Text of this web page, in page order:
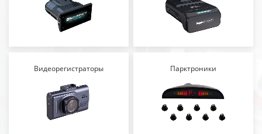
Видеорегистраторы Парктроники